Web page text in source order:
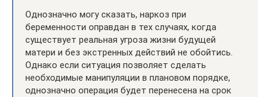
Однозначно могу сказать, наркоз при
беременности оправдан в тех случаях, когда
существует реальная угроза жизни будущей
матери и без экстренных действий не обойтись.
Однако если ситуация позволяет сделать
необходимые манипуляции в плановом порядке,
однозначно операция будет перенесена на срок